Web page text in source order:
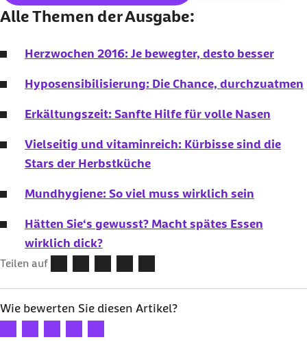
Alle Themen der Ausgabe:
Herzwochen 2016: Je bewegter, desto besser
Hyposensibilisierung: Die Chance, durchzuatmen
Erkältungszeit: Sanfte Hilfe für volle Nasen
Vielseitig und vitaminreich: Kürbisse sind die
Stars der Herbstküche
Mundhygiene: So viel muss wirklich sein
Hätten Sie‘s gewusst? Macht spätes Essen
wirklich dick?
Teilen auf
Wie bewerten Sie diesen Artikel?
Ihre Bewertung: 1 Stern
Ihre Bewertung: 2 Sterne
Ihre Bewertung: 3 Sterne
Ihre Bewertung: 4 Sterne
Ihre Bewertung: 5 Sterne